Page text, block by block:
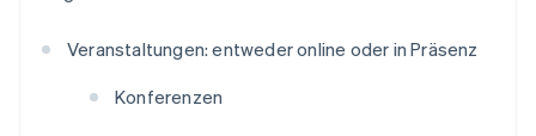
Veranstaltungen: entweder online oder in Präsenz
Konferenzen